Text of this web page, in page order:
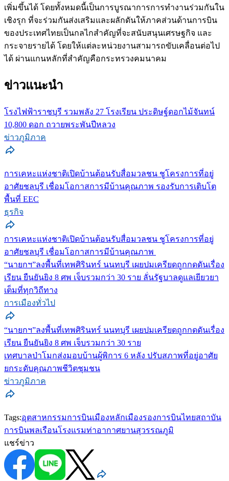
เพิ่มขึ้นได้ โดยทั้งหมดนี้เป็นการบูรณาการการทำงานร่วมกันใน
เชิงรุก ที่จะร่วมกันส่งเสริมและผลักดันให้ภาคส่วนด้านการบิน
ของประเทศไทยเป็นกลไกสำคัญที่จะสนับสนุนเศรษฐกิจ และ
กระจายรายได้ โดยให้แต่ละหน่วยงานสามารถขับเคลื่อนต่อไป
ได้ ผ่านแกนหลักที่สำคัญคือกระทรวงคมนาคม
ข่าวแนะนำ
โรงไฟฟ้าราชบุรี รวมพลัง 27 โรงเรียน ประดิษฐ์ดอกไม้จันทน์
10,800 ดอก ถวายพระพันปีหลวง
ข่าวภูมิภาค
การเคหะแห่งชาติเปิดบ้านต้อนรับสื่อมวลชน ชูโครงการที่อยู่
อาศัยชลบุรี เชื่อมโอกาสการมีบ้านคุณภาพ รองรับการเติบโต
พื้นที่ EEC
ธุรกิจ
การเคหะแห่งชาติเปิดบ้านต้อนรับสื่อมวลชน ชูโครงการที่อยู่
อาศัยชลบุรี เชื่อมโอกาสการมีบ้านคุณภาพ
“นายกฯ”ลงพื้นที่เทพศิรินทร์ นนทบุรี เผยปมเครียดถูกกดดันเรื่อง
เรียน ยืนยันยิง 8 ศพ เจ็บรวมกว่า 30 ราย ลั่นรัฐบาลดูแลเยียวยา
เต็มที่ทุกวิถีทาง
การเมืองทั่วไป
“นายกฯ”ลงพื้นที่เทพศิรินทร์ นนทบุรี เผยปมเครียดถูกกดดันเรื่อง
เรียน ยืนยันยิง 8 ศพ เจ็บรวมกว่า 30 ราย
เทศบาลป่าโมกส่งมอบบ้านผู้พิการ 6 หลัง ปรับสภาพที่อยู่อาศัย
ยกระดับคุณภาพชีวิตชุมชน
ข่าวภูมิภาค
Tags:อุตสาหกรรมการบินเมืองหลักเมืองรองการบินไทยสถาบัน
การบินพลเรือนโรงแรมท่าอากาศยานสุวรรณภูมิ
แชร์ข่าว